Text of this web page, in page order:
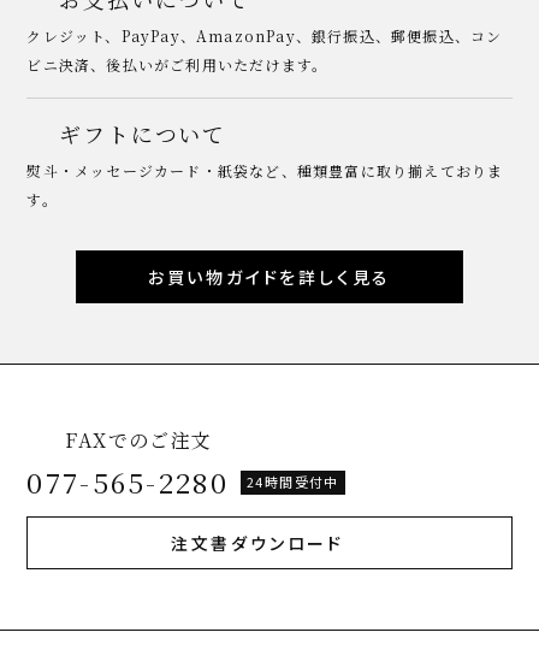
クレジット、PayPay、AmazonPay、銀行振込、郵便振込、コン
ビニ決済、後払いがご利用いただけます。
ギフトについて
熨斗・メッセージカード・紙袋など、種類豊富に取り揃えておりま
す。
お買い物ガイドを詳しく見る
FAXでのご注文
077-565-2280 24時間受付中
注文書ダウンロード